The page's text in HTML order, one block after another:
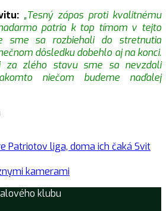
„Tesný zápas proti kvalitnému
patria k top tímom v tejto
sme sa rozbiehali do stretnutia
dôsledku dobehlo aj na konci.
za zlého stavu sme sa nevzdali
niečom budeme naďalej
Patriotov liga, doma ich čaká Svit
kamerami
klubu